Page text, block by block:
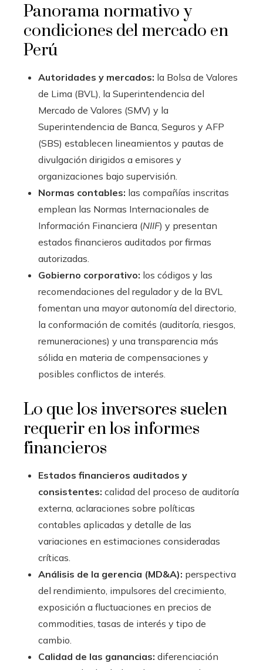
Panorama normativo y
condiciones del mercado en
Perú
Autoridades y mercados: la Bolsa de Valores
de Lima (BVL), la Superintendencia del
Mercado de Valores (SMV) y la
Superintendencia de Banca, Seguros y AFP
(SBS) establecen lineamientos y pautas de
divulgación dirigidos a emisores y
organizaciones bajo supervisión.
Normas contables: las compañías inscritas
emplean las Normas Internacionales de
Información Financiera (NIIF) y presentan
estados financieros auditados por firmas
autorizadas.
Gobierno corporativo: los códigos y las
recomendaciones del regulador y de la BVL
fomentan una mayor autonomía del directorio,
la conformación de comités (auditoría, riesgos,
remuneraciones) y una transparencia más
sólida en materia de compensaciones y
posibles conflictos de interés.
Lo que los inversores suelen
requerir en los informes
financieros
Estados financieros auditados y
consistentes: calidad del proceso de auditoría
externa, aclaraciones sobre políticas
contables aplicadas y detalle de las
variaciones en estimaciones consideradas
críticas.
Análisis de la gerencia (MD&A): perspectiva
del rendimiento, impulsores del crecimiento,
exposición a fluctuaciones en precios de
commodities, tasas de interés y tipo de
cambio.
Calidad de las ganancias: diferenciación